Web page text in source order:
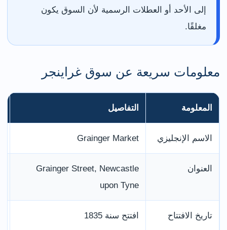
إلى الأحد أو العطلات الرسمية لأن السوق يكون
مغلقًا.
معلومات سريعة عن سوق غراينجر
المعلومة التفاصيل
الاسم الإنجليزي Grainger Market
العنوان
Grainger Street, Newcastle
upon Tyne
تاريخ الافتتاح افتتح سنة 1835